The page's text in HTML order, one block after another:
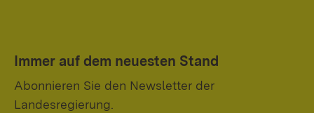
Immer auf dem neuesten Stand
Abonnieren Sie den Newsletter der
Landesregierung.